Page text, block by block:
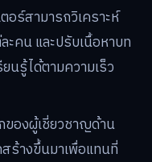
อร์สามารถวิเคราะห์
คน และปรับเนื้อหาบท
นรู้ได้ตามความเร็ว
ของผู้เชี่ยวชาญด้าน
ร้างขึ้นมาเพื่อแทนที่